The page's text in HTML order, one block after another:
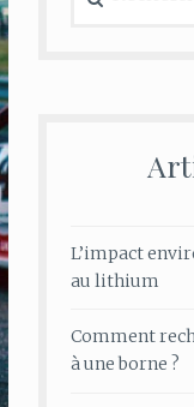
L’impact
au lithium
Comment
à une borne ?